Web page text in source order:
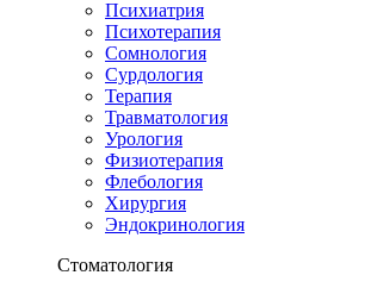
Психиатрия
Психотерапия
Сомнология
Сурдология
Терапия
Травматология
Урология
Физиотерапия
Флебология
Хирургия
Эндокринология
Стоматология